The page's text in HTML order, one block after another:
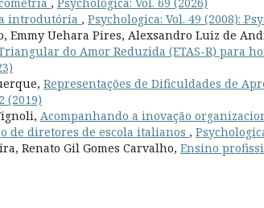
introdutória , Psychologica: Vol. 49 (2008):
Emmy Uehara Pires, Alexsandro Luiz de
do Amor Reduzida (ETAS-R) para
Representações de Dificuldades de
(2019)
Acompanhando a inovação
de diretores de escola italianos ,
Renato Gil Gomes Carvalho, Ensino